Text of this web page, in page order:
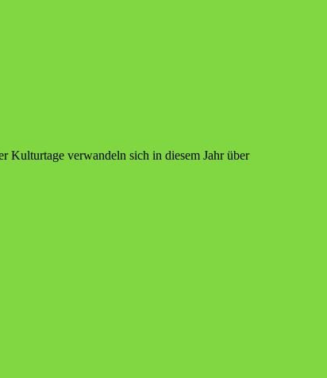
Kulturtage verwandeln sich in diesem Jahr über